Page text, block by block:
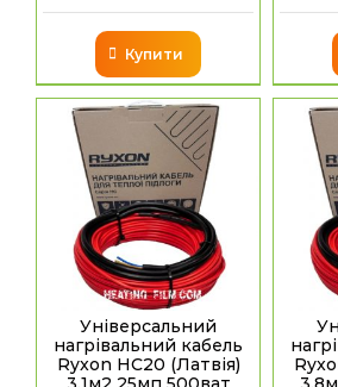
Купити
Універсальний
нагрівальний кабель
Ryxon HC20 (Латвія)